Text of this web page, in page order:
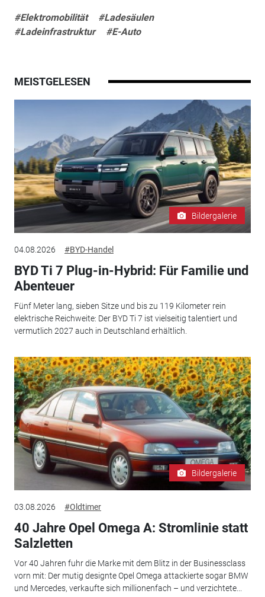
#Elektromobilität
#Ladesäulen
#Ladeinfrastruktur
#E-Auto
MEISTGELESEN
Bildergalerie
04.08.2026 #BYD-Handel
BYD Ti 7 Plug-in-Hybrid: Für Familie und
Abenteuer
Fünf Meter lang, sieben Sitze und bis zu 119 Kilometer rein
elektrische Reichweite: Der BYD Ti 7 ist vielseitig talentiert und
vermutlich 2027 auch in Deutschland erhältlich.
Bildergalerie
03.08.2026 #Oldtimer
40 Jahre Opel Omega A: Stromlinie statt
Salzletten
Vor 40 Jahren fuhr die Marke mit dem Blitz in der Businessclass
vorn mit: Der mutig designte Opel Omega attackierte sogar BMW
und Mercedes, verkaufte sich millionenfach – und verzichtete...